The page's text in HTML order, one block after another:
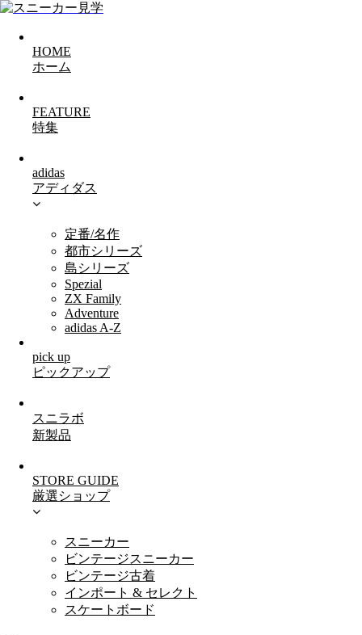
HOME
ホーム
FEATURE
特集
adidas
アディダス
定番/名作
都市シリーズ
島シリーズ
Spezial
ZX Family
Adventure
adidas A-Z
pick up
ピックアップ
スニラボ
新製品
STORE GUIDE
厳選ショップ
スニーカー
ビンテージスニーカー
ビンテージ古着
インポート & セレクト
スケートボード